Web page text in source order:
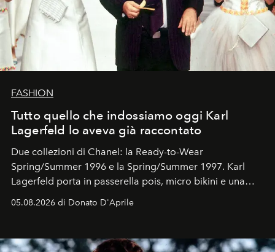
FASHION
Tutto quello che indossiamo oggi Karl
Lagerfeld lo aveva già raccontato
Due collezioni di Chanel: la Ready-to-Wear
Spring/Summer 1996 e la Spring/Summer 1997. Karl
Lagerfeld porta in passerella pois, micro bikini e una
logomania pensata per la spiaggia
Kate, Claudia e Carla una dietro l'altra. Trent'anni dopo,
uno dei documenti più contemporanei che abbiamo.
05.08.2026 di Donato D'Aprile